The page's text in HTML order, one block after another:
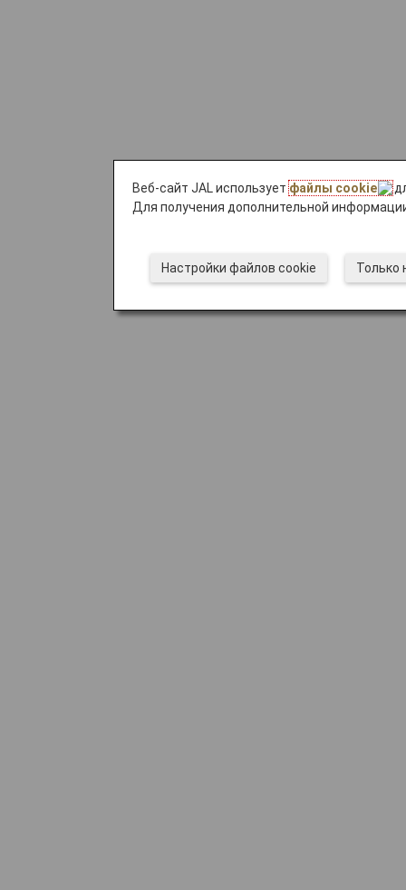
Веб-сайт JAL используетфайлы cookie
Для получения дополнительной
Только
Настройки файлов cookie